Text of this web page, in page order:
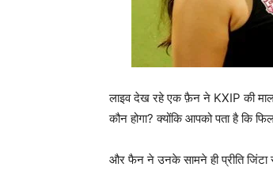
लाइव देख रहे एक फ़ैन ने KXIP की
कौन होगा? क्योंकि आपको पता है कि
और फैन ने उनके सामने ही प्रीति जिंटा